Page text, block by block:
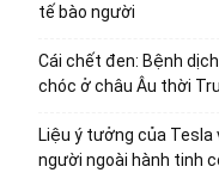
tế bào người
Cái chết đen: Bệnh
chóc ở châu Âu thời
Liệu ý tưởng của Tesla
người ngoài hành tinh